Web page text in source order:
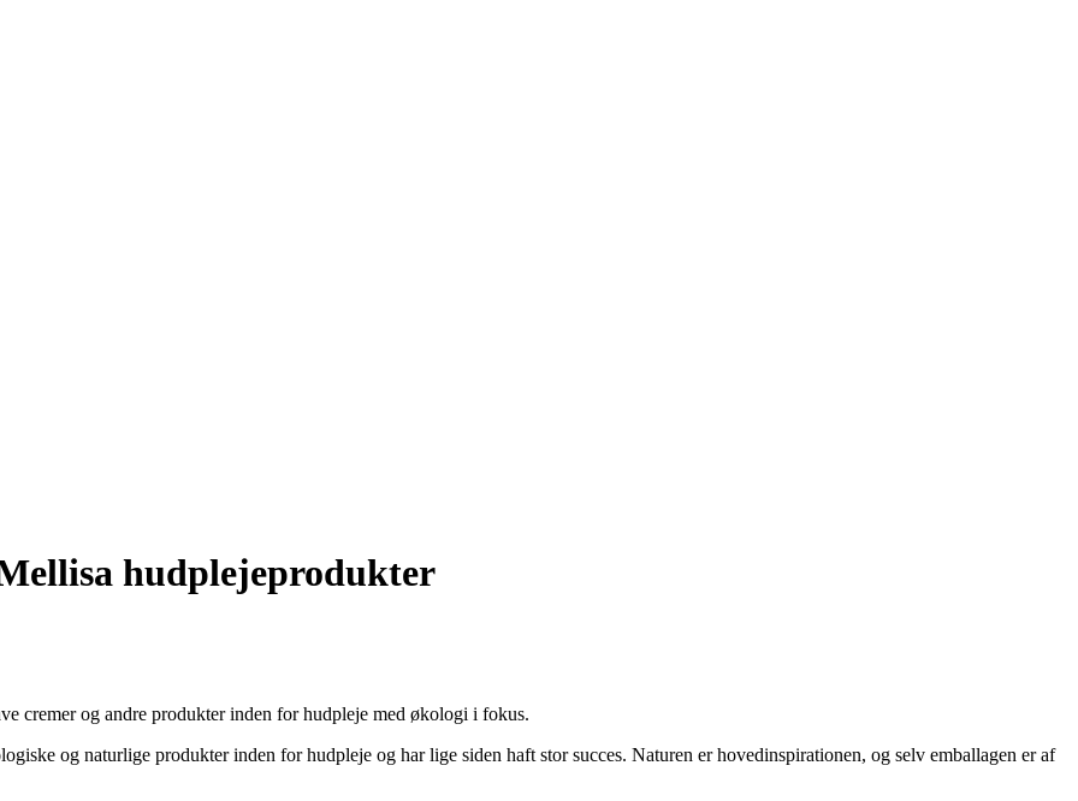
hudplejeprodukter
cremer og andre produkter inden for hudpleje med økologi i fokus.
og naturlige produkter inden for hudpleje og har lige siden haft stor succes. Naturen er hovedinspirationen, og selv emballagen er af